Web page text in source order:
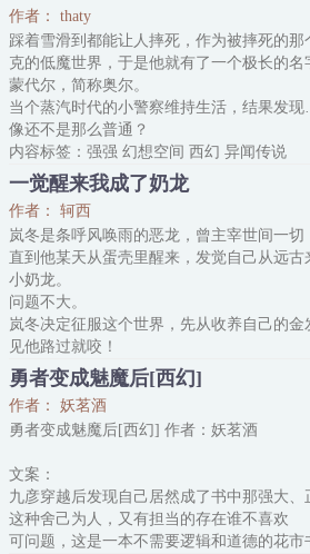
捡到小龙后的希淮：打架惹事、不服管教
龙、陪小龙玩、哄小龙睡觉。
到了小龙能化形的那天，一个粉雕玉琢的瓷
地喊他：“哥哥。”
—
龙族与异魔族是天生的死敌，两
作者： thaty
踩着雪滑到都能让人摔死，作为被摔死的那
克的低魔世界，于是他就有了一个极长的名
蒙代尔，简称奥尔。
当个蒸汽时代的小警察维持生活，结果发
像还不是那么普通？
内容标签：强强 幻想空间 西幻 异闻传说
搜索关键字：主角：奥尔维茨卡 奥尔
一句话简介：逗比血族的贫穷生活。
立意：变通是对的，但要保持正直之心。
一觉醒来我成了奶龙
作者： 轲西
岚冬是条呼风唤雨的恶龙，曾主宰世间一切
直到他某天从蛋壳里醒来，发觉自己从远古
小奶龙。
问题不大。
岚冬决定征服这个世界，先从收养自己的金
见他路过就咬！
对方将只有脚踝高的他轻松抱起，摸了摸头
嗷呜一把火烧他的书！
对方就地取暖，顺便还烤了肉给他吃。
哼哧哼哧飞他脑袋上做窝！
……
岚冬发现，他所处的世界是个叫《龙龙成长
做任务，就能获取经验值，兑换各种奖励
勇者变成魅魔后[西幻]
作者： 妖茗酒
勇者变成魅魔后[西幻] 作者：妖茗酒
文案：
九彦穿越后发现自己居然成了书中那强大
这种舍己为人，又有担当的存在谁不喜欢
可问题，这是一本不需要逻辑和道德的花市